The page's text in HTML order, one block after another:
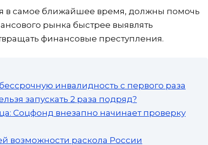
в самое ближайшее время, должны помочь
рынка быстрее выявлять
финансовые преступления.
инвалидность с первого раза
запускать 2 раза подряд?
Соцфонд внезапно начинает проверку
возможности раскола России